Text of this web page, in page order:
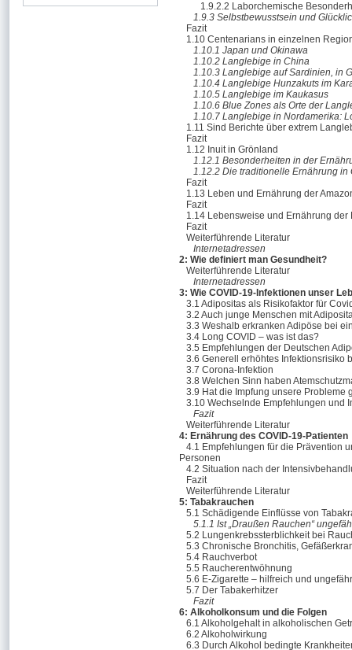
1.9.2.2 Laborchemische
1.9.3 Selbstbewusstsein und
Fazit
1.10 Centenarians in einzelnen
1.10.1 Japan und Okinawa
1.10.2 Langlebige in China
1.10.3 Langlebige auf Sardinien, in
1.10.4 Langlebige Hunzakuts im
1.10.5 Langlebige im Kaukasus
1.10.6 Blue Zones als Orte der
1.10.7 Langlebige in Nordamerika:
1.11 Sind Berichte über extrem
Fazit
1.12 Inuit in Grönland
1.12.1 Besonderheiten in der
1.12.2 Die traditionelle Ernährung in
Fazit
1.13 Leben und Ernährung der
Fazit
1.14 Lebensweise und Ernährung
Fazit
Weiterführende Literatur
Internetadressen
2: Wie definiert man Gesundheit?
Weiterführende Literatur
Internetadressen
3: Wie COVID-19-Infektionen unser
3.1 Adipositas als Risikofaktor für
3.2 Auch junge Menschen mit
3.3 Weshalb erkranken Adipöse bei
3.4 Long COVID – was ist das?
3.5 Empfehlungen der Deutschen
3.6 Generell erhöhtes Infektionsrisiko
3.7 Corona-Infektion
3.8 Welchen Sinn haben
3.9 Hat die Impfung unsere Probleme
3.10 Wechselnde Empfehlungen und
Fazit
Weiterführende Literatur
4: Ernährung des COVID-19-Patienten
4.1 Empfehlungen für die Prävention
Personen
4.2 Situation nach der
Fazit
Weiterführende Literatur
5: Tabakrauchen
5.1 Schädigende Einflüsse von
5.1.1 Ist „Draußen Rauchen“
5.2 Lungenkrebssterblichkeit bei
5.3 Chronische Bronchitis,
5.4 Rauchverbot
5.5 Raucherentwöhnung
5.6 E-Zigarette – hilfreich und
5.7 Der Tabakerhitzer
Fazit
6: Alkoholkonsum und die Folgen
6.1 Alkoholgehalt in alkoholischen
6.2 Alkoholwirkung
6.3 Durch Alkohol bedingte